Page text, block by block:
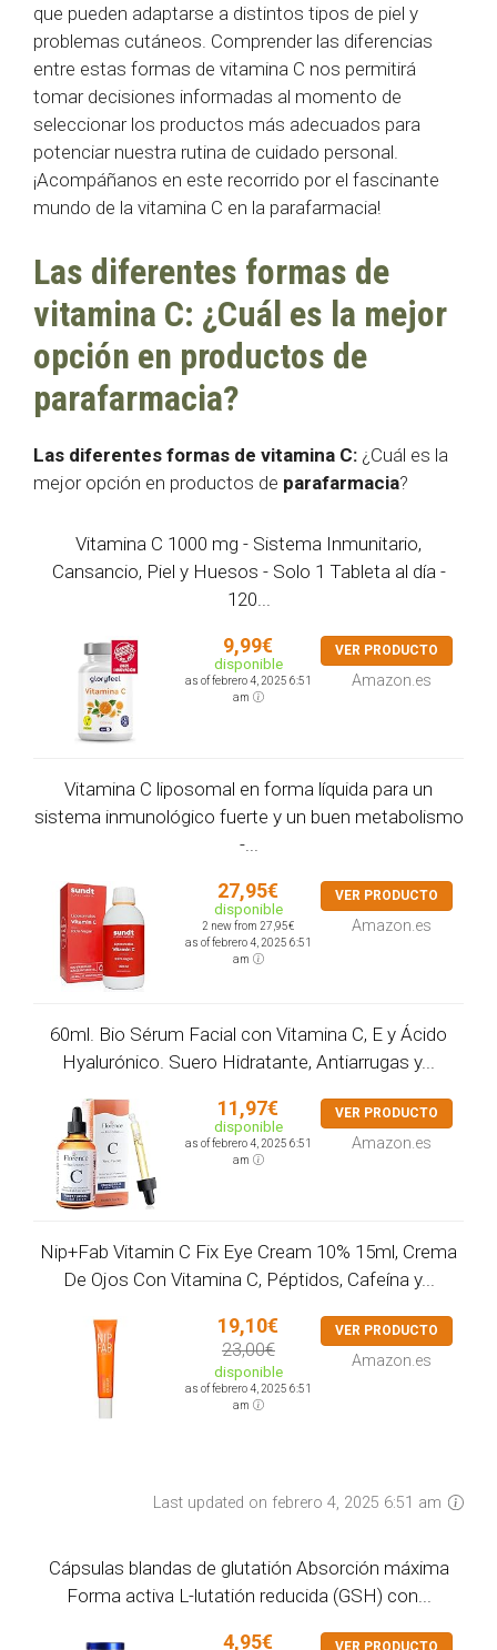
que pueden adaptarse a distintos tipos de piel y
problemas cutáneos. Comprender las diferencias
entre estas formas de vitamina C nos permitirá
tomar decisiones informadas al momento de
seleccionar los productos más adecuados para
potenciar nuestra rutina de cuidado personal.
¡Acompáñanos en este recorrido por el fascinante
mundo de la vitamina C en la parafarmacia!
Las diferentes formas de
vitamina C: ¿Cuál es la mejor
opción en productos de
parafarmacia?
Las diferentes formas de vitamina C: ¿Cuál es la
mejor opción en productos de parafarmacia?
Vitamina C 1000 mg - Sistema Inmunitario,
Cansancio, Piel y Huesos - Solo 1 Tableta al día -
120...
9,99€
disponible
as of febrero 4, 2025 6:51
am
VER PRODUCTO
Amazon.es
Vitamina C liposomal en forma líquida para un
sistema inmunológico fuerte y un buen metabolismo
-...
27,95€
disponible
2 new from 27,95€
as of febrero 4, 2025 6:51
am
VER PRODUCTO
Amazon.es
60ml. Bio Sérum Facial con Vitamina C, E y Ácido
Hyalurónico. Suero Hidratante, Antiarrugas y...
11,97€
disponible
as of febrero 4, 2025 6:51
am
VER PRODUCTO
Amazon.es
Nip+Fab Vitamin C Fix Eye Cream 10% 15ml, Crema
De Ojos Con Vitamina C, Péptidos, Cafeína y...
19,10€
23,00€
disponible
as of febrero 4, 2025 6:51
am
VER PRODUCTO
Amazon.es
Last updated on febrero 4, 2025 6:51 am
Cápsulas blandas de glutatión Absorción máxima
Forma activa L-lutatión reducida (GSH) con...
4,95€ VER PRODUCTO